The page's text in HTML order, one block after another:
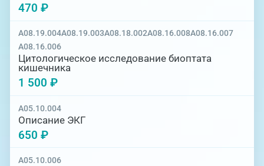
470 ₽
A08.19.004A08.19.003A08.18.002A08.16.008A08.16.007
A08.16.006
Цитологическое исследование биоптата
кишечника
1 500 ₽
A05.10.004
Описание ЭКГ
650 ₽
A05.10.006